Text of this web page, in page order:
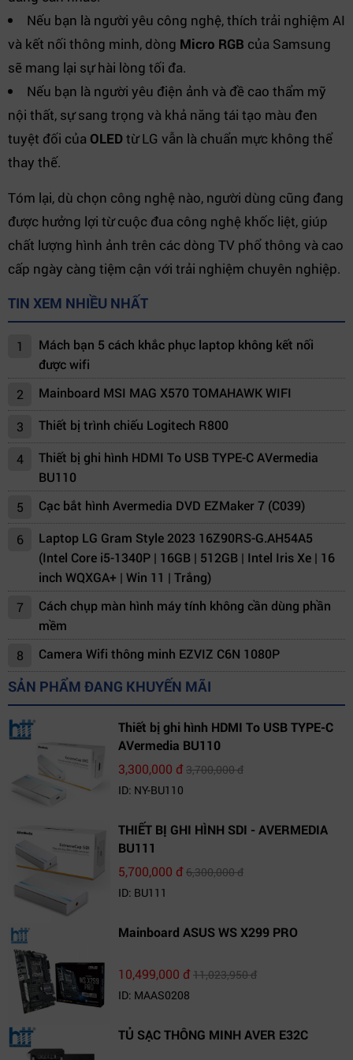
Nếu bạn là người yêu công nghệ, thích trải nghiệm AI
và kết nối thông minh, dòng Micro RGB của Samsung
sẽ mang lại sự hài lòng tối đa.
Nếu bạn là người yêu điện ảnh và đề cao thẩm mỹ
nội thất, sự sang trọng và khả năng tái tạo màu đen
tuyệt đối của OLEDtừ LG vẫn là chuẩn mực không thể
thay thế.
Tóm lại, dù chọn công nghệ nào, người dùng cũng đang
được hưởng lợi từ cuộc đua công nghệ khốc liệt, giúp
chất lượng hình ảnh trên các dòng TV phổ thông và cao
cấp ngày càng tiệm cận với trải nghiệm chuyên nghiệp.
TIN XEM NHIỀU NHẤT
1
Mách bạn 5 cách khắc phục laptop không kết nối
được wifi
2
Mainboard MSI MAG X570 TOMAHAWK WIFI
3 Thiết bị trình chiếu Logitech R800
4
Thiết bị ghi hình HDMI To USB TYPE-C AVermedia
BU110
5
Cạc bắt hình Avermedia DVD EZMaker 7 (C039)
6
Laptop LG Gram Style 2023 16Z90RS-G.AH54A5
(Intel Core i5-1340P | 16GB | 512GB | Intel Iris Xe | 16
inch WQXGA+ | Win 11 | Trắng)
7
Cách chụp màn hình máy tính không cần dùng phần
mềm
8
Camera Wifi thông minh EZVIZ C6N 1080P
SẢN PHẨM ĐANG KHUYẾN MÃI
Thiết bị ghi hình HDMI To USB TYPE-C
AVermedia BU110
3,300,000 đ3,700,000 đ
ID: NY-BU110
THIẾT BỊ GHI HÌNH SDI - AVERMEDIA
BU111
5,700,000 đ6,300,000 đ
ID: BU111
Mainboard ASUS WS X299 PRO
10,499,000 đ11,023,950 đ
ID: MAAS0208
TỦ SẠC THÔNG MINH AVER E32C